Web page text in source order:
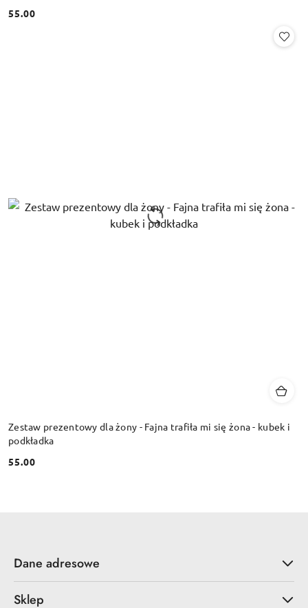
Cena:
55.00
Zestaw prezentowy dla żony - Fajna trafiła mi się żona - kubek i
podkładka
Cena:
55.00
Dane adresowe
Sklep